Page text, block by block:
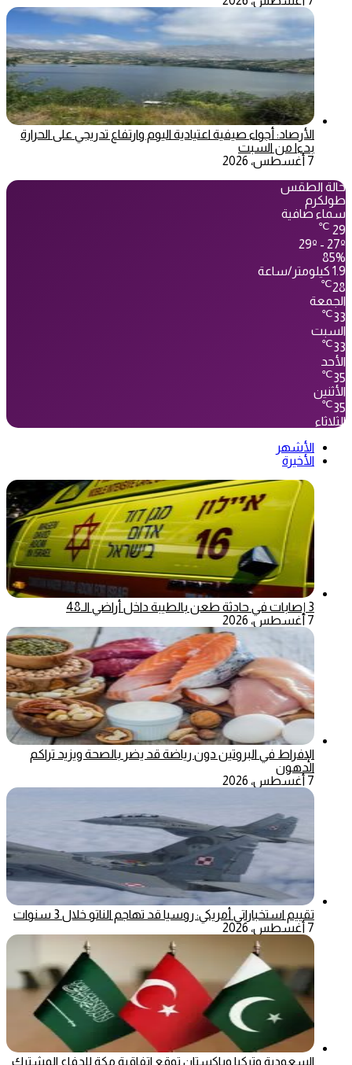
الأرصاد: أجواء صيفية اعتيادية اليوم وارتفاع تدريجي على الحرارة
بدءا من السبت
7 أغسطس، 2026
حالة الطقس
طولكرم
سماء صافية
29
℃
29º - 27º
85%
1.9 كيلومتر/ساعة
28
℃
الجمعة
33
℃
السبت
33
℃
الأحد
35
℃
الأثنين
35
℃
الثلاثاء
الأشهر
الأخيرة
3 إصابات في حادثة طعن بالطيبة داخل أراضي الـ48
7 أغسطس، 2026
الإفراط في البروتين دون رياضة قد يضر بالصحة ويزيد تراكم
الدهون
7 أغسطس، 2026
تقييم استخباراتي أمريكي: روسيا قد تهاجم الناتو خلال 3 سنوات
7 أغسطس، 2026
السعودية وتركيا وباكستان توقع اتفاقية مكة للدفاع المشترك